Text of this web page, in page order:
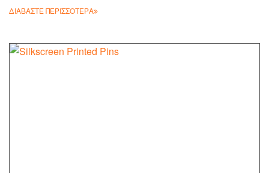
ΔΙΑΒΑΣΤΕ ΠΕΡΙΣΣΟΤΕΡΑ